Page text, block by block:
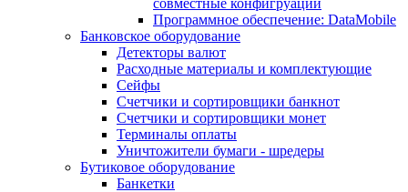
совместные конфигруации
Программное обеспечение: DataMobile
Банковское оборудование
Детекторы валют
Расходные материалы и комплектующие
Сейфы
Счетчики и сортировщики банкнот
Счетчики и сортировщики монет
Терминалы оплаты
Уничтожители бумаги - шредеры
Бутиковое оборудование
Банкетки